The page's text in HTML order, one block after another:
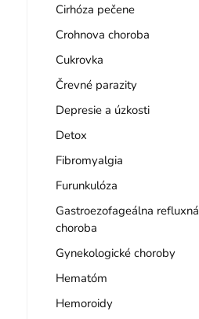
Cirhóza pečene
Crohnova choroba
Cukrovka
Črevné parazity
Depresie a úzkosti
Detox
Fibromyalgia
Furunkulóza
Gastroezofageálna refluxná
choroba
Gynekologické choroby
Hematóm
Hemoroidy